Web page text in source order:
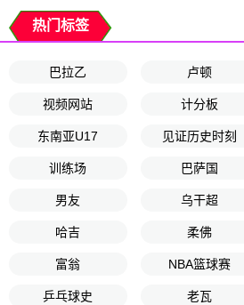
热门标签
巴拉乙 卢顿
视频网站 计分板
东南亚U17 见证历史时刻
训练场 巴萨国
男友 乌干超
哈吉 柔佛
富翁 NBA篮球赛
乒乓球史 老瓦